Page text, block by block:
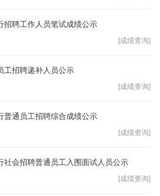
招聘工作人员笔试成绩公示
[成绩查询]
工招聘递补人员公示
[成绩查询]
普通员工招聘综合成绩公示
[成绩查询]
社会招聘普通员工入围面试人员公示
[成绩查询]